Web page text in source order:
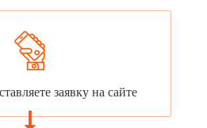
заявку на сайте